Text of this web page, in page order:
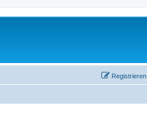
Registrieren